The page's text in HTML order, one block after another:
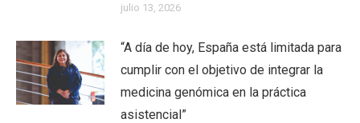
julio 13, 2026
“A día de hoy, España está limitada para
cumplir con el objetivo de integrar la
medicina genómica en la práctica
asistencial”